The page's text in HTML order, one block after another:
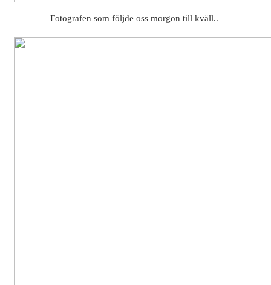
Fotografen som följde oss morgon till kväll..